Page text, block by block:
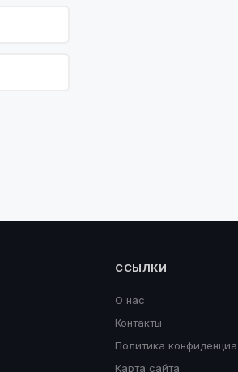
ССЫЛКИ
О нас
Контакты
Политика
Карта сайта